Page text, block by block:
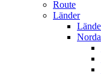
Route
Länder